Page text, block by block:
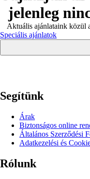
jelenleg
Aktuális ajánlataink közül
Speciális ajánlatok
Segítünk
Árak
Biztonságos online
Általános Szerződési
Adatkezelési és
Rólunk